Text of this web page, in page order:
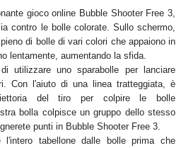
gioco online Bubble Shooter Free 3,
contro le bolle colorate. Sullo schermo,
di bolle di vari colori che appaiono in
lentamente, aumentando la sfida.
utilizzare uno sparabolle per lanciare
Con l'aiuto di una linea tratteggiata, è
del tiro per colpire le bolle
bolla colpisce un gruppo dello stesso
punti in Bubble Shooter Free 3.
l'intero tabellone dalle bolle prima che